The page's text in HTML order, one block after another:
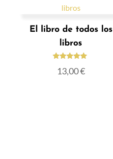
El libro de todos los
libros
con
13,00€